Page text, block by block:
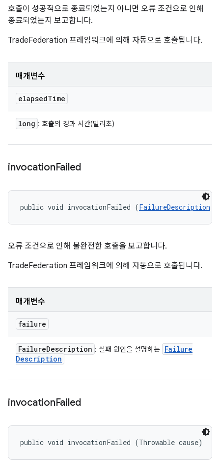
호출이 성공적으로 종료되었는지 아니면 오류 조건으로 인해
종료되었는지 보고합니다.
TradeFederation 프레임워크에 의해 자동으로 호출됩니다.
매개변수
elapsedTime
long : 호출의 경과 시간(밀리초)
invocationFailed
public void invocationFailed (FailureDescription
오류 조건으로 인해 불완전한 호출을 보고합니다.
TradeFederation 프레임워크에 의해 자동으로 호출됩니다.
매개변수
failure
FailureDescription : 실패 원인을 설명하는 Failure
Description
invocationFailed
public void invocationFailed (Throwable cause)